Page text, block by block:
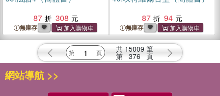
87
308
無庫存
87
94
無庫存
共 15009 筆
第 376 頁
網站導航 >>